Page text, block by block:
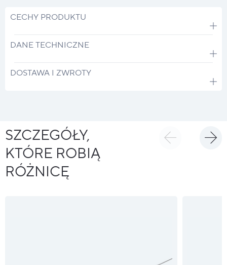
CECHY PRODUKTU
DANE TECHNICZNE
DOSTAWA I ZWROTY
SZCZEGÓŁY,
KTÓRE ROBIĄ
RÓŻNICĘ